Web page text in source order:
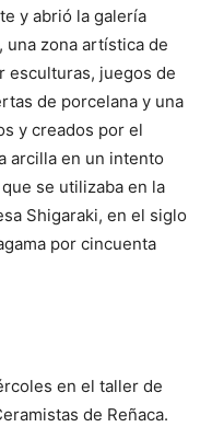
y abrió la galería
zona artística de
juegos de
de porcelana y una
y creados por el
arcilla en un intento
se utilizaba en la
Shigaraki, en el siglo
por cincuenta
en el taller de
de Reñaca.